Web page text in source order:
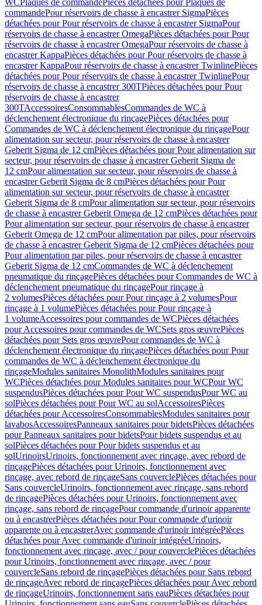
WCPlaques de commandePièces détachées pour Plaques de
commandePour réservoirs de chasse à encastrer SigmaPièces
détachées pour Pour réservoirs de chasse à encastrer SigmaPour
réservoirs de chasse à encastrer OmegaPièces détachées pour Pour
réservoirs de chasse à encastrer OmegaPour réservoirs de chasse à
encastrer KappaPièces détachées pour Pour réservoirs de chasse à
encastrer KappaPour réservoirs de chasse à encastrer TwinlinePièces
détachées pour Pour réservoirs de chasse à encastrer TwinlinePour
réservoirs de chasse à encastrer 300TPièces détachées pour Pour
réservoirs de chasse à encastrer
300TAccessoiresConsommablesCommandes de WC à
déclenchement électronique du rinçagePièces détachées pour
Commandes de WC à déclenchement électronique du rinçagePour
alimentation sur secteur, pour réservoirs de chasse à encastrer
Geberit Sigma de 12 cmPièces détachées pour Pour alimentation sur
secteur, pour réservoirs de chasse à encastrer Geberit Sigma de
12 cmPour alimentation sur secteur, pour réservoirs de chasse à
encastrer Geberit Sigma de 8 cmPièces détachées pour Pour
alimentation sur secteur, pour réservoirs de chasse à encastrer
Geberit Sigma de 8 cmPour alimentation sur secteur, pour réservoirs
de chasse à encastrer Geberit Omega de 12 cmPièces détachées pour
Pour alimentation sur secteur, pour réservoirs de chasse à encastrer
Geberit Omega de 12 cmPour alimentation par piles, pour réservoirs
de chasse à encastrer Geberit Sigma de 12 cmPièces détachées pour
Pour alimentation par piles, pour réservoirs de chasse à encastrer
Geberit Sigma de 12 cmCommandes de WC à déclenchement
pneumatique du rinçagePièces détachées pour Commandes de WC à
déclenchement pneumatique du rinçagePour rinçage à
2 volumesPièces détachées pour Pour rinçage à 2 volumesPour
rinçage à 1 volumePièces détachées pour Pour rinçage à
1 volumeAccessoires pour commandes de WCPièces détachées
pour Accessoires pour commandes de WCSets gros œuvrePièces
détachées pour Sets gros œuvrePour commandes de WC à
déclenchement électronique du rinçagePièces détachées pour Pour
commandes de WC à déclenchement électronique du
rinçageModules sanitaires MonolithModules sanitaires pour
WCPièces détachées pour Modules sanitaires pour WCPour WC
suspendusPièces détachées pour Pour WC suspendusPour WC au
solPièces détachées pour Pour WC au solAccessoiresPièces
détachées pour AccessoiresConsommablesModules sanitaires pour
lavabosAccessoiresPanneaux sanitaires pour bidetsPièces détachées
pour Panneaux sanitaires pour bidetsPour bidets suspendus et au
solPièces détachées pour Pour bidets suspendus et au
solUrinoirsUrinoirs, fonctionnement avec rinçage, avec rebord de
rinçagePièces détachées pour Urinoirs, fonctionnement avec
rinçage, avec rebord de rinçageSans couverclePièces détachées pour
Sans couvercleUrinoirs, fonctionnement avec rinçage, sans rebord
de rinçagePièces détachées pour Urinoirs, fonctionnement avec
rinçage, sans rebord de rinçagePour commande d'urinoir apparente
ou à encastrerPièces détachées pour Pour commande d'urinoir
apparente ou à encastrerAvec commande d'urinoir intégréePièces
détachées pour Avec commande d'urinoir intégréeUrinoirs,
fonctionnement avec rinçage, avec / pour couverclePièces détachées
pour Urinoirs, fonctionnement avec rinçage, avec / pour
couvercleSans rebord de rinçagePièces détachées pour Sans rebord
de rinçageAvec rebord de rinçagePièces détachées pour Avec rebord
de rinçageUrinoirs, fonctionnement sans eauPièces détachées pour